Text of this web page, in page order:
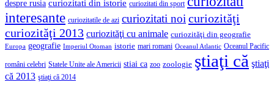
despre rusia curiozitati din istorie curiozitati din sport
interesante curiozitatile de azi curiozitati noicuriozităţi
curiozităţi 2013 curiozităţi cu animale curiozităţi din geografie
Europa geografie Imperiul Otoman istorie mari romani Oceanul Atlantic Oceanul Pacific
români celebri Statele Unite ale Americii stiai ca zoo zoologie ştiaţi că ştiaţi
că 2013 ştiaţi că 2014